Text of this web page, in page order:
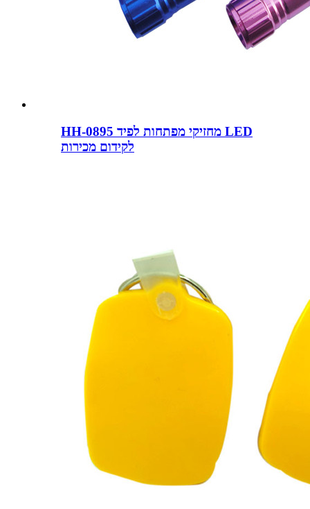
HH-0895 מחזיקי מפתחות לפיד LED
לקידום מכירות